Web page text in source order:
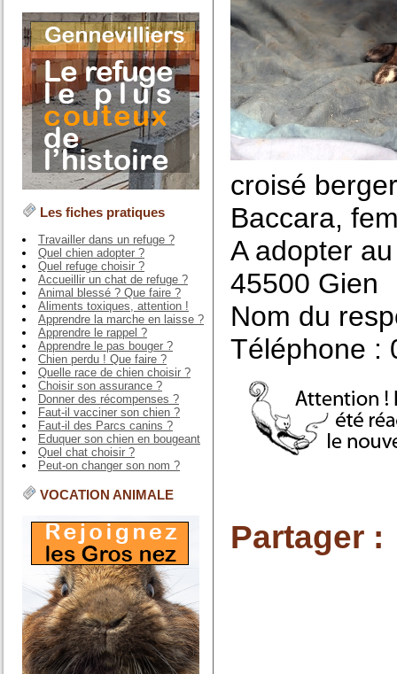
Les fiches pratiques
Travailler dans un refuge ?
Quel chien adopter ?
Quel refuge choisir ?
Accueillir un chat de refuge ?
Animal blessé ? Que faire ?
Aliments toxiques, attention !
Apprendre la marche en laisse ?
Apprendre le rappel ?
Apprendre le pas bouger ?
Chien perdu ! Que faire ?
Quelle race de chien choisir ?
Choisir son assurance ?
Donner des récompenses ?
Faut-il vacciner son chien ?
Faut-il des Parcs canins ?
Eduquer son chien en bougeant
Quel chat choisir ?
Peut-on changer son nom ?
VOCATION ANIMALE
croisé
Baccara,
A adopter
45500 Gien
Nom du
Téléphone :
Partager :